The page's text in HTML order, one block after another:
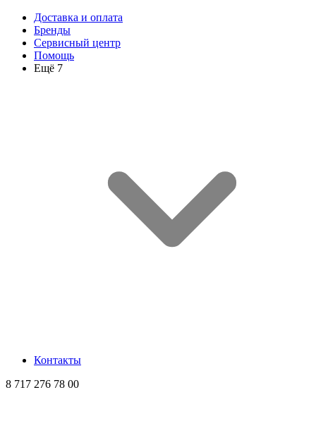
Доставка и оплата
Бренды
Сервисный центр
Помощь
Ещё 7
Контакты
8 717 276 78 00